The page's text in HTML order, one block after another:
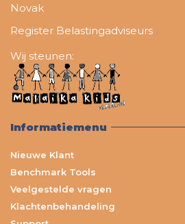
Novak
Register Belastingadviseurs
Wij steunen:
Informatiemenu
Nieuwe Klant
Benchmark Tools
Veelgestelde vragen
Klachtenbehandeling